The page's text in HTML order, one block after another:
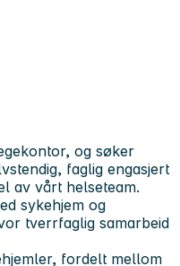
og søker
faglig engasjert
av vårt helseteam.
sykehjem og
tverrfaglig samarbeid
fordelt mellom